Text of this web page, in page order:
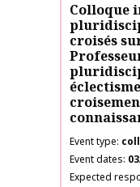
Colloque
croisés
Event type
Event dates
Expected